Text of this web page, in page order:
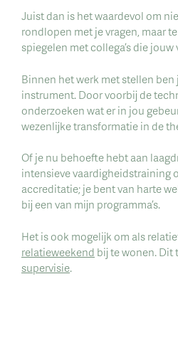
Juist dan is het waardevol om
rondlopen met je vragen, maar
spiegelen met collega’s die
Binnen het werk met stellen
instrument. Door voorbij de
onderzoeken wat er in jou
wezenlijke transformatie in de
Of je nu behoefte hebt aan
intensieve vaardigheidstraining
accreditatie; je bent van harte
bij een van mijn programma’s.
Het is ook mogelijk om als
relatieweekend bij te wonen. Dit
supervisie.